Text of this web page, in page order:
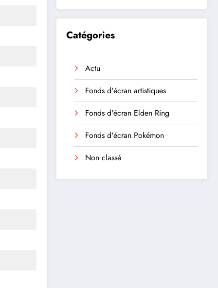
Catégories
Actu
Fonds d'écran artistiques
Fonds d'écran Elden Ring
Fonds d'écran Pokémon
Non classé